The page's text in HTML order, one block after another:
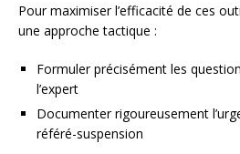
Pour maximiser l’efficacité de ces
une approche tactique :
Formuler précisément les
l’expert
Documenter rigoureusement
référé-suspension